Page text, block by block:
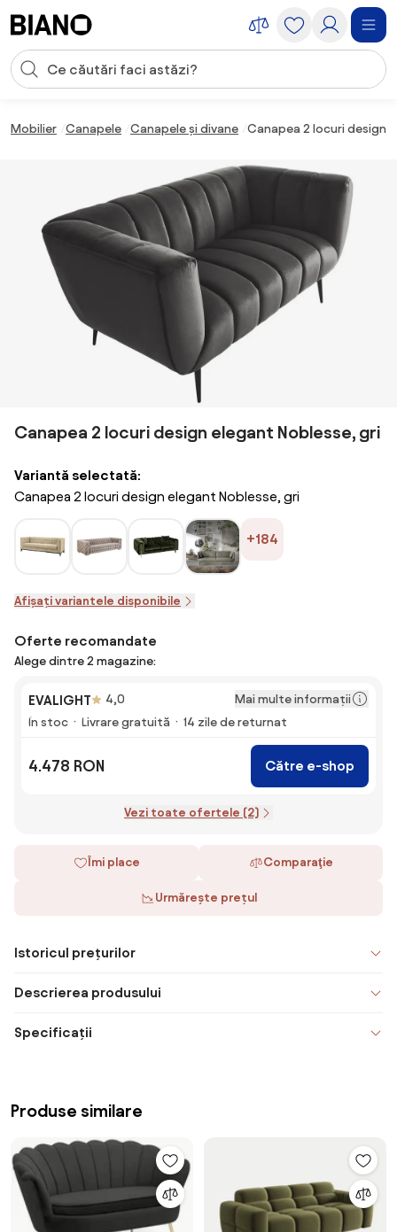
Introducerea căutării
Mobilier Canapele Canapele și divane Canapea 2 locuri design
Canapea 2 locuri design elegant Noblesse, gri
Variantă selectată:
Canapea 2 locuri design elegant Noblesse, gri
+184
Afișați variantele disponibile
Oferte recomandate
Alege dintre 2 magazine:
EVALIGHT 4,0
Mai multe informații
În stoc
Livrare gratuită 14 zile de returnat
4.478 RON Către e-shop
Vezi toate ofertele (2)
Îmi place Comparaţie
Urmărește prețul
Istoricul prețurilor
Descrierea produsului
Specificații
Produse similare